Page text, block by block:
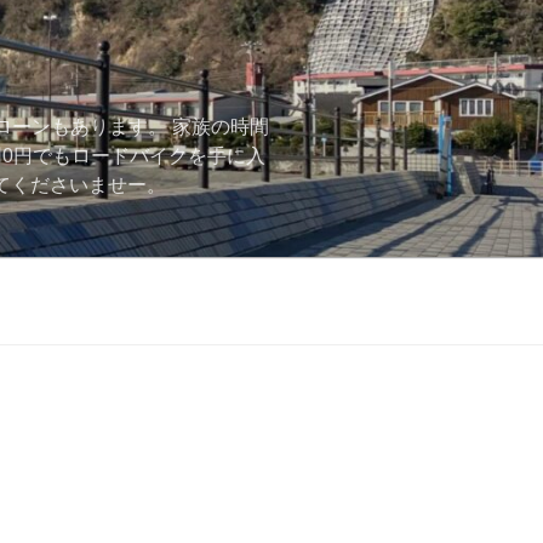
ーンもあります。 家族の時間
円でもロードバイクを手に入
くださいませー。